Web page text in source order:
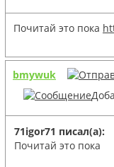
Почитай это пока
bmywuk
71igor71 писал(а):
Почитай это пока